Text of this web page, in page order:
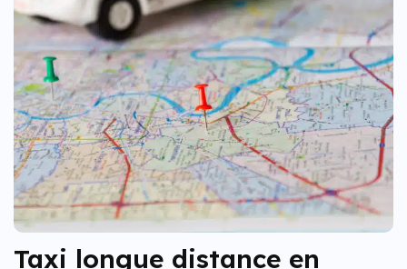
Taxi longue distance en